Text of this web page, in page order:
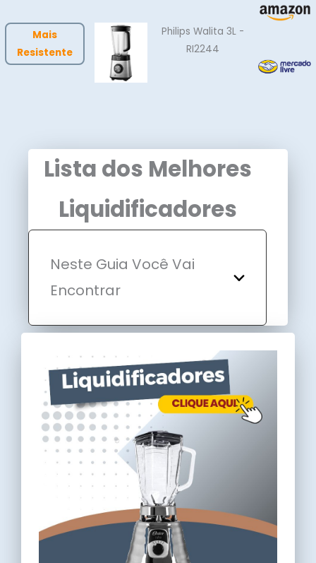
Mais
Resistente
Philips Walita 3L -
RI2244
Lista dos Melhores
Liquidificadores
Neste Guia Você Vai
Encontrar